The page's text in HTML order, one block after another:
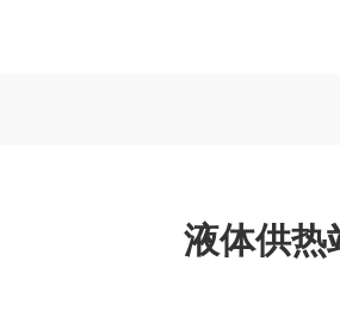
液体供热